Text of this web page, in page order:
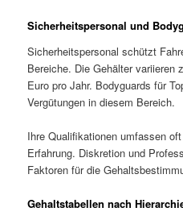
Sicherheitspersonal und
Sicherheitspersonal schützt
Bereiche. Die Gehälter variieren
Euro pro Jahr. Bodyguards für
Vergütungen in diesem Bereich.
Ihre Qualifikationen umfassen
Erfahrung. Diskretion und
Faktoren für die
Gehaltstabellen nach